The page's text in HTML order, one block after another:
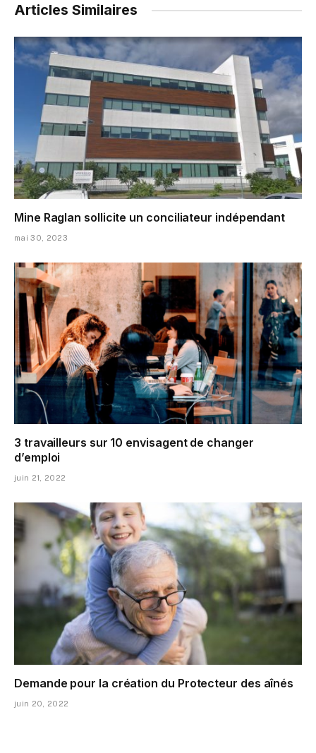
Articles Similaires
Mine Raglan sollicite un conciliateur indépendant
mai 30, 2023
3 travailleurs sur 10 envisagent de changer
d’emploi
juin 21, 2022
Demande pour la création du Protecteur des aînés
juin 20, 2022